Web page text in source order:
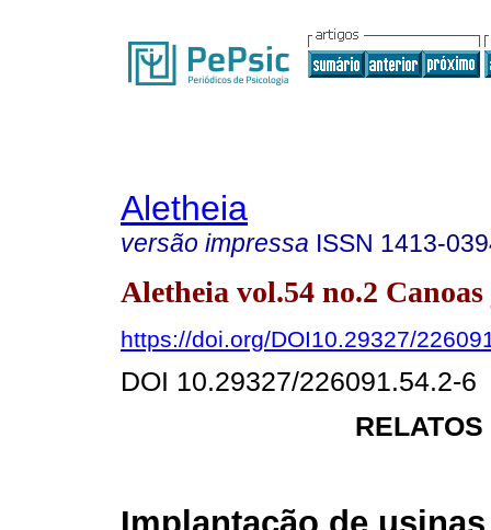
Aletheia
versão impressa ISSN 1413-
Aletheia vol.54 no.2
https://doi.org/DOI10.29327/
DOI 10.29327/226091.54.2-6